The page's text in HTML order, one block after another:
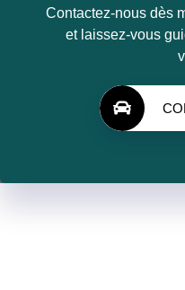
Contactez-nous dès
et laissez-vous